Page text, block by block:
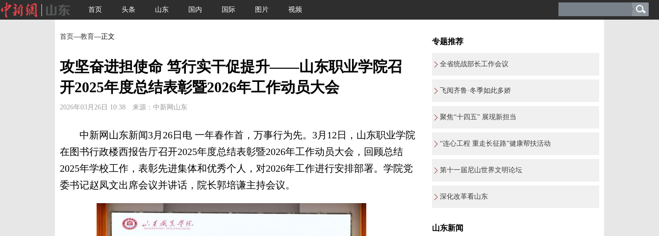
首页 头条 山东 国内 国际 图片 视频
首页—教育—正文
攻坚奋进担使命 笃行实干促提升——山东职业学院召
开2025年度总结表彰暨2026年工作动员大会
2026年03月26日 10:38 来源：中新网山东
中新网山东新闻3月26日电 一年春作首，万事行为先。3月12日，山东职业学院
在图书行政楼西报告厅召开2025年度总结表彰暨2026年工作动员大会，回顾总结
2025年学校工作，表彰先进集体和优秀个人，对2026年工作进行安排部署。学院党
委书记赵凤文出席会议并讲话，院长郭培谦主持会议。
专题推荐
全省统战部长工作会议
飞阅齐鲁·冬季如此多娇
聚焦“十四五” 展现新担当
“连心工程 重走长征路”健康帮扶活动
第十一届尼山世界文明论坛
深化改革看山东
山东新闻